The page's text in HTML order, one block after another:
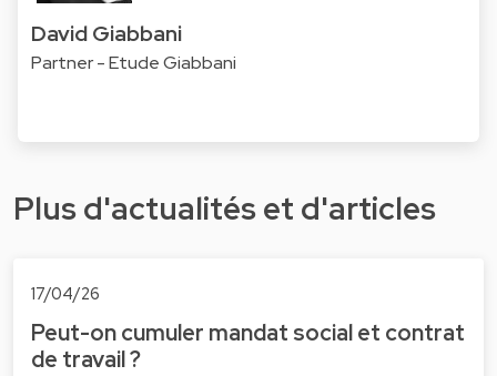
David Giabbani
Partner - Etude Giabbani
Plus d'actualités et d'articles
17/04/26
Peut-on cumuler mandat social et contrat
de travail ?